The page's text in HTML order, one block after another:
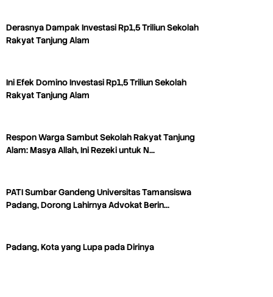
Derasnya Dampak Investasi Rp1,5 Triliun Sekolah
Rakyat Tanjung Alam
Ini Efek Domino Investasi Rp1,5 Triliun Sekolah
Rakyat Tanjung Alam
Respon Warga Sambut Sekolah Rakyat Tanjung
Alam: Masya Allah, Ini Rezeki untuk N…
PATI Sumbar Gandeng Universitas Tamansiswa
Padang, Dorong Lahirnya Advokat Berin…
Padang, Kota yang Lupa pada Dirinya